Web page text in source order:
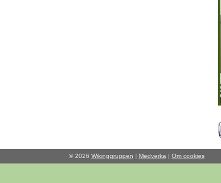
© 2026 Wikinggruppen | Medverka | Om cookies